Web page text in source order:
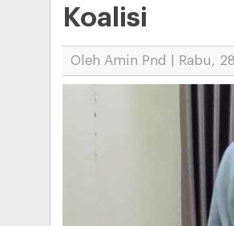
Koalisi
Oleh Amin Pnd | Rabu,